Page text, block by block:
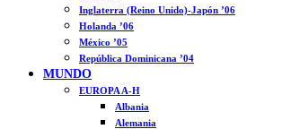
Inglaterra (Reino Unido)-Japón ’06
Holanda ’06
México ’05
República Dominicana ’04
MUNDO
EUROPA A-H
Albania
Alemania